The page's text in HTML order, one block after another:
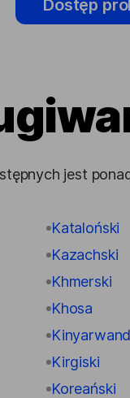
Dostęp
jest
Kataloński
Kazachski
Khmerski
Khosa
Kirgiski
Koreański